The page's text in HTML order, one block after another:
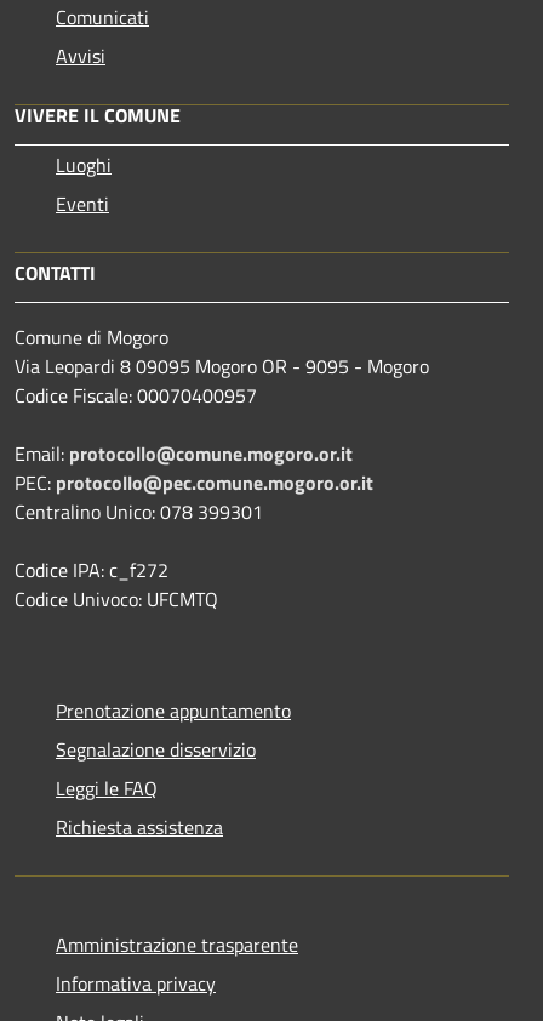
Comunicati
Avvisi
VIVERE IL COMUNE
Luoghi
Eventi
CONTATTI
Comune di Mogoro
Via Leopardi 8 09095 Mogoro OR - 9095 - Mogoro
Codice Fiscale: 00070400957
Email: protocollo@comune.mogoro.or.it
PEC: protocollo@pec.comune.mogoro.or.it
Centralino Unico: 078 399301
Codice IPA: c_f272
Codice Univoco: UFCMTQ
Prenotazione appuntamento
Segnalazione disservizio
Leggi le FAQ
Richiesta assistenza
Amministrazione trasparente
Informativa privacy